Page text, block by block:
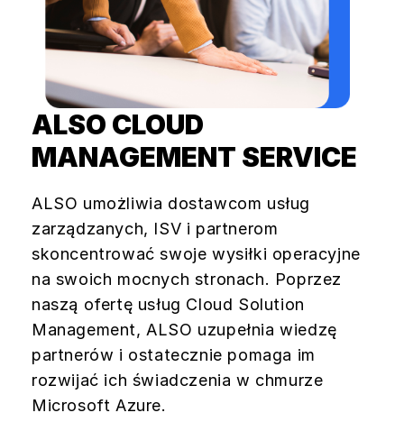
ALSO CLOUD
MANAGEMENT SERVICE
ALSO umożliwia dostawcom usług
zarządzanych, ISV i partnerom
skoncentrować swoje wysiłki operacyjne
na swoich mocnych stronach. Poprzez
naszą ofertę usług Cloud Solution
Management, ALSO uzupełnia wiedzę
partnerów i ostatecznie pomaga im
rozwijać ich świadczenia w chmurze
Microsoft Azure.